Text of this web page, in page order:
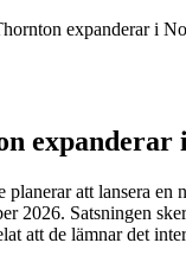
expanderar i
expanderar
planerar att lansera en
2026. Satsningen
att de lämnar det